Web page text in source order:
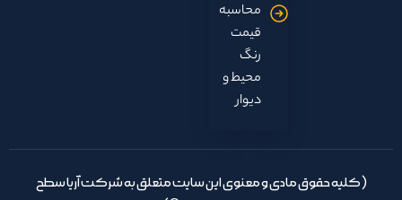
محاسبه
قیمت
رنگ
محیط و
دیوار
(کلیه حقوق مادی و معنوی این سایت متعلق به شرکت آریا سطح